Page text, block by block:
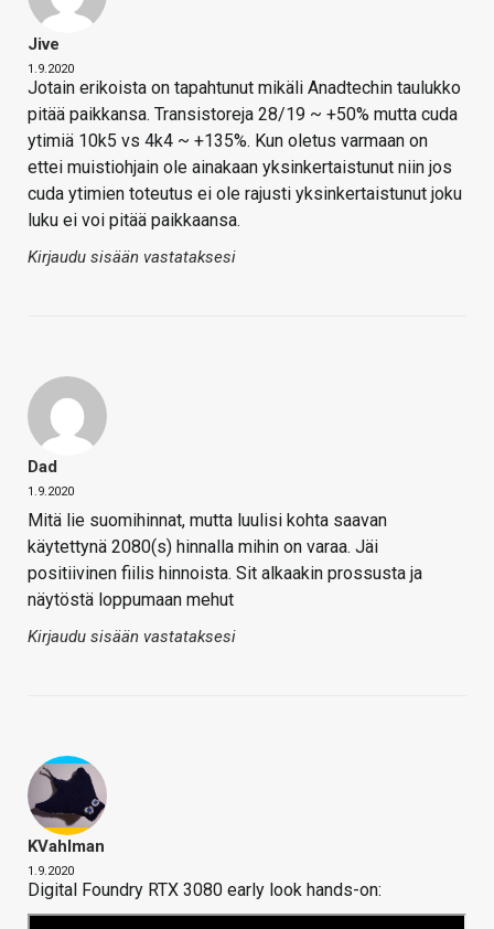
Jive
1.9.2020
Jotain erikoista on tapahtunut mikäli Anadtechin taulukko
pitää paikkansa. Transistoreja 28/19 ~ +50% mutta cuda
ytimiä 10k5 vs 4k4 ~ +135%. Kun oletus varmaan on
ettei muistiohjain ole ainakaan yksinkertaistunut niin jos
cuda ytimien toteutus ei ole rajusti yksinkertaistunut joku
luku ei voi pitää paikkaansa.
Kirjaudu sisään vastataksesi
Dad
1.9.2020
Mitä lie suomihinnat, mutta luulisi kohta saavan
käytettynä 2080(s) hinnalla mihin on varaa. Jäi
positiivinen fiilis hinnoista. Sit alkaakin prossusta ja
näytöstä loppumaan mehut
Kirjaudu sisään vastataksesi
KVahlman
1.9.2020
Digital Foundry RTX 3080 early look hands-on: